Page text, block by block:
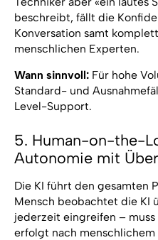
beschreibt, fällt die
Konversation samt
menschlichen Experten.
Wann sinnvoll:Für hohe
Standard- und
Level-Support.
5. Human-on-the-
Autonomie mit
Die KI führt den gesamten
Mensch beobachtet die KI
jederzeit eingreifen –
erfolgt nach